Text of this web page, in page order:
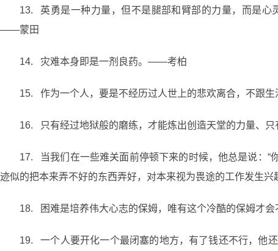
13. 英勇是一种力量，但不是腿部和臂部的力量，而是心
——蒙田
14. 灾难本身即是一剂良药。——考柏
15. 作为一个人，要是不经历过人世上的悲欢离合，不跟
16. 只有经过地狱般的磨练，才能炼出创造天堂的力量、
17. 当我们在一些难关面前停顿下来的时候，他总是说：“
迹似的把本来弄不好的东西弄好，对本来视为畏途的工作发生
18. 困难是培养伟大心志的保姆，唯有这个冷酷的保姆才
19. 一个人要开化一个最闭塞的地方，有了钱还不行，他